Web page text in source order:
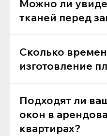
Можно ли
тканей перед
Сколько
изготовление
Подходят ли
окон в
квартирах?